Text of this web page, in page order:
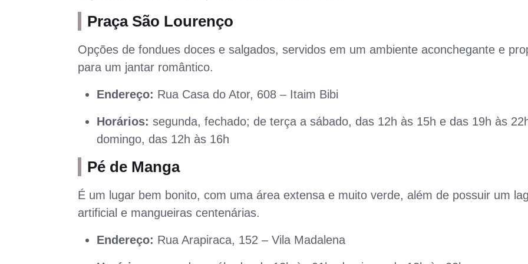
Praça São Lourenço
Opções de fondues doces e salgados, servidos em um ambiente aconchegante e
para um jantar romântico.
Endereço: Rua Casa do Ator, 608 – Itaim Bibi
Horários: segunda, fechado; de terça a sábado, das 12h às 15h e das 19h às
domingo, das 12h às 16h
Pé de Manga
É um lugar bem bonito, com uma área extensa e muito verde, além de possuir um
artificial e mangueiras centenárias.
Endereço: Rua Arapiraca, 152 – Vila Madalena